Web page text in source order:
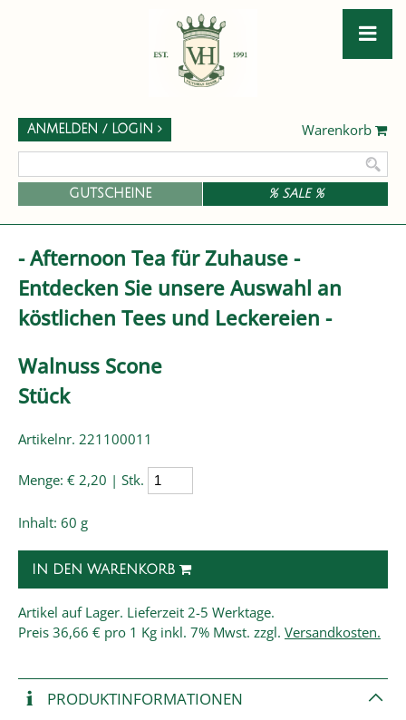
Warenkorb
ANMELDEN / LOGIN
GUTSCHEINE % SALE %
- Afternoon Tea für Zuhause -
Entdecken Sie unsere Auswahl an
köstlichen Tees und Leckereien -
Walnuss Scone
Stück
Artikelnr. 221100011
Menge: € 2,20 | Stk.
Inhalt: 60 g
IN DEN WARENKORB
Artikel auf Lager. Lieferzeit 2-5 Werktage.
Preis 36,66 € pro 1 Kg inkl. 7% Mwst. zzgl. Versandkosten.
PRODUKT­INFORMATIONEN